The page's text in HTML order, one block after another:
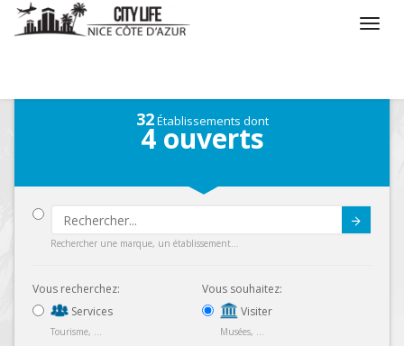
32Établissements dont
4ouverts
Rechercher une marque, un établissement...
Vous recherchez:
Services
Tourisme, ...
Vous souhaitez:
Visiter
Musées, ...